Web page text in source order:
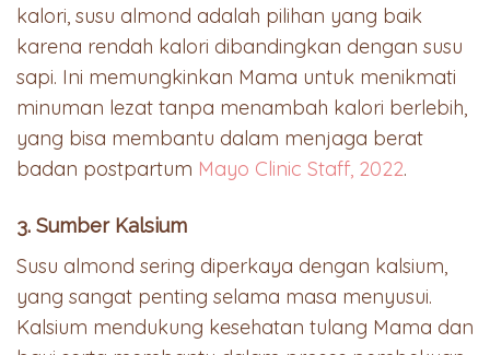
kalori, susu almond adalah pilihan yang baik
karena rendah kalori dibandingkan dengan susu
sapi. Ini memungkinkan Mama untuk menikmati
minuman lezat tanpa menambah kalori berlebih,
yang bisa membantu dalam menjaga berat
badan postpartum Mayo Clinic Staff, 2022.
3. Sumber Kalsium
Susu almond sering diperkaya dengan kalsium,
yang sangat penting selama masa menyusui.
Kalsium mendukung kesehatan tulang Mama dan